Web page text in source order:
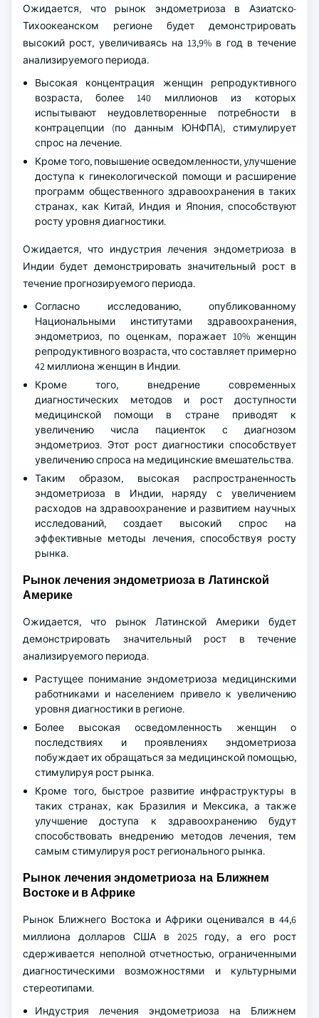
Ожидается, что рынок эндометриоза в Азиатско-
Тихоокеанском регионе будет демонстрировать
высокий рост, увеличиваясь на 13,9% в год в течение
анализируемого периода.
Высокая концентрация женщин репродуктивного
возраста, более 140 миллионов из которых
испытывают неудовлетворенные потребности в
контрацепции (по данным ЮНФПА), стимулирует
спрос на лечение.
Кроме того, повышение осведомленности, улучшение
доступа к гинекологической помощи и расширение
программ общественного здравоохранения в таких
странах, как Китай, Индия и Япония, способствуют
росту уровня диагностики.
Ожидается, что индустрия лечения эндометриоза в
Индии будет демонстрировать значительный рост в
течение прогнозируемого периода.
Согласно исследованию, опубликованному
Национальными институтами здравоохранения,
эндометриоз, по оценкам, поражает 10% женщин
репродуктивного возраста, что составляет примерно
42 миллиона женщин в Индии.
Кроме того, внедрение современных
диагностических методов и рост доступности
медицинской помощи в стране приводят к
увеличению числа пациенток с диагнозом
эндометриоз. Этот рост диагностики способствует
увеличению спроса на медицинские вмешательства.
Таким образом, высокая распространенность
эндометриоза в Индии, наряду с увеличением
расходов на здравоохранение и развитием научных
исследований, создает высокий спрос на
эффективные методы лечения, способствуя росту
рынка.
Рынок лечения эндометриоза в Латинской
Америке
Ожидается, что рынок Латинской Америки будет
демонстрировать значительный рост в течение
анализируемого периода.
Растущее понимание эндометриоза медицинскими
работниками и населением привело к увеличению
уровня диагностики в регионе.
Более высокая осведомленность женщин о
последствиях и проявлениях эндометриоза
побуждает их обращаться за медицинской помощью,
стимулируя рост рынка.
Кроме того, быстрое развитие инфраструктуры в
таких странах, как Бразилия и Мексика, а также
улучшение доступа к здравоохранению будут
способствовать внедрению методов лечения, тем
самым стимулируя рост регионального рынка.
Рынок лечения эндометриоза на Ближнем
Востоке и в Африке
Рынок Ближнего Востока и Африки оценивался в 44,6
миллиона долларов США в 2025 году, а его рост
сдерживается неполной отчетностью, ограниченными
диагностическими возможностями и культурными
стереотипами.
Индустрия лечения эндометриоза на Ближнем